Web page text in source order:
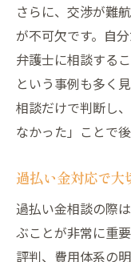
過払い金
法
過払い金
さらに、交渉が難
が不可欠です。自
弁護士に相談する
という事例も多く
相談だけで判断し
なかった」ことで
過払い金対応で大
過払い金相談の際
ぶことが非常に重
評判、費用体系の